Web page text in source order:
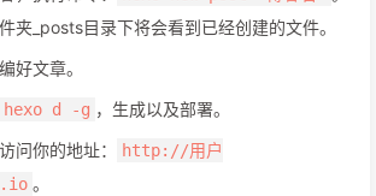
夹_posts目录下将会看到已经创建的文件。
好文章。
hexo d -g ，生成以及部署。
问你的地址：
http://用户
。